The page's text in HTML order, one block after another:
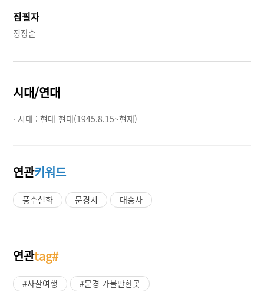
집필자
정장순
시대/연대
· 시대 :현대-현대(1945.8.15~현재)
연관키워드
풍수설화 문경시 대승사
연관tag#
#사찰여행
#문경 가볼만한곳